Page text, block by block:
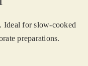
Ideal for slow-cooked
preparations.